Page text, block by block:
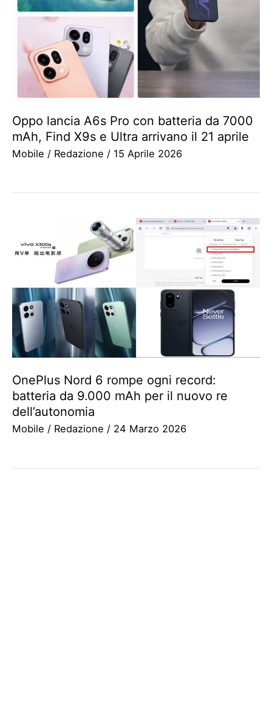
Oppo lancia A6s Pro con batteria da 7000
mAh, Find X9s e Ultra arrivano il 21 aprile
Mobile / Redazione / 15 Aprile 2026
OnePlus Nord 6 rompe ogni record:
batteria da 9.000 mAh per il nuovo re
dell’autonomia
Mobile / Redazione / 24 Marzo 2026